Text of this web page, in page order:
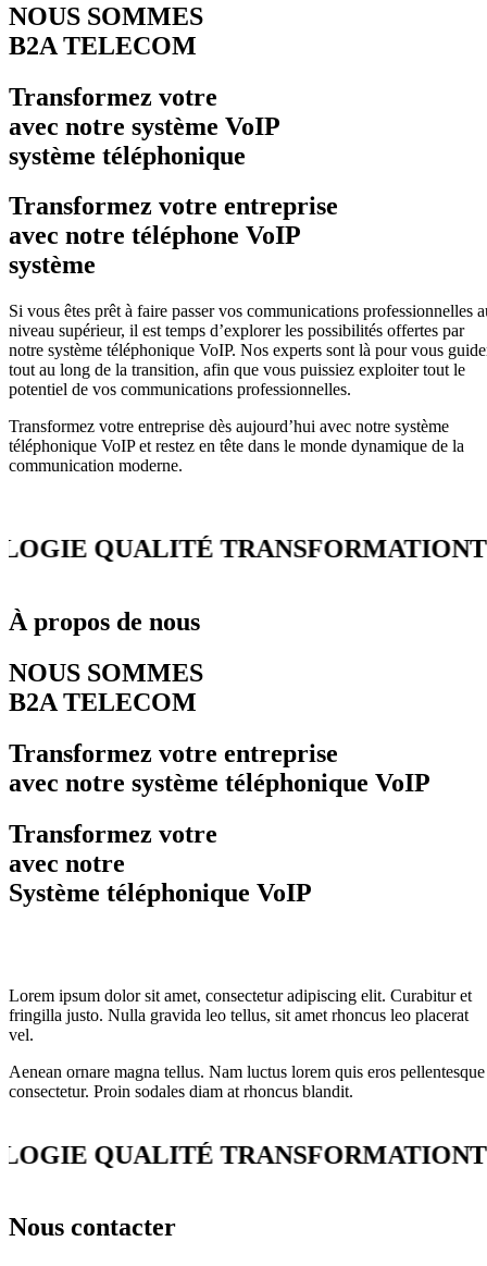
NOUS SOMMES
B2A TELECOM
Transformez votre
avec notre système VoIP
système téléphonique
Transformez votre entreprise
avec notre téléphone VoIP
système
Si vous êtes prêt à faire passer vos communications professionnelles
niveau supérieur, il est temps d’explorer les possibilités offertes par
notre système téléphonique VoIP. Nos experts sont là pour vous
tout au long de la transition, afin que vous puissiez exploiter tout le
potentiel de vos communications professionnelles.
Transformez votre entreprise dès aujourd’hui avec notre système
téléphonique VoIP et restez en tête dans le monde dynamique de la
communication moderne.
QUALITÉ TRANSFORMATION
À propos de nous
NOUS SOMMES
B2A TELECOM
Transformez votre entreprise
avec notre système téléphonique VoIP
Transformez votre
avec notre
Système téléphonique VoIP
Lorem ipsum dolor sit amet, consectetur adipiscing elit. Curabitur et
fringilla justo. Nulla gravida leo tellus, sit amet rhoncus leo placerat
vel.
Aenean ornare magna tellus. Nam luctus lorem quis eros pellentesque
consectetur. Proin sodales diam at rhoncus blandit.
QUALITÉ TRANSFORMATION
Nous contacter